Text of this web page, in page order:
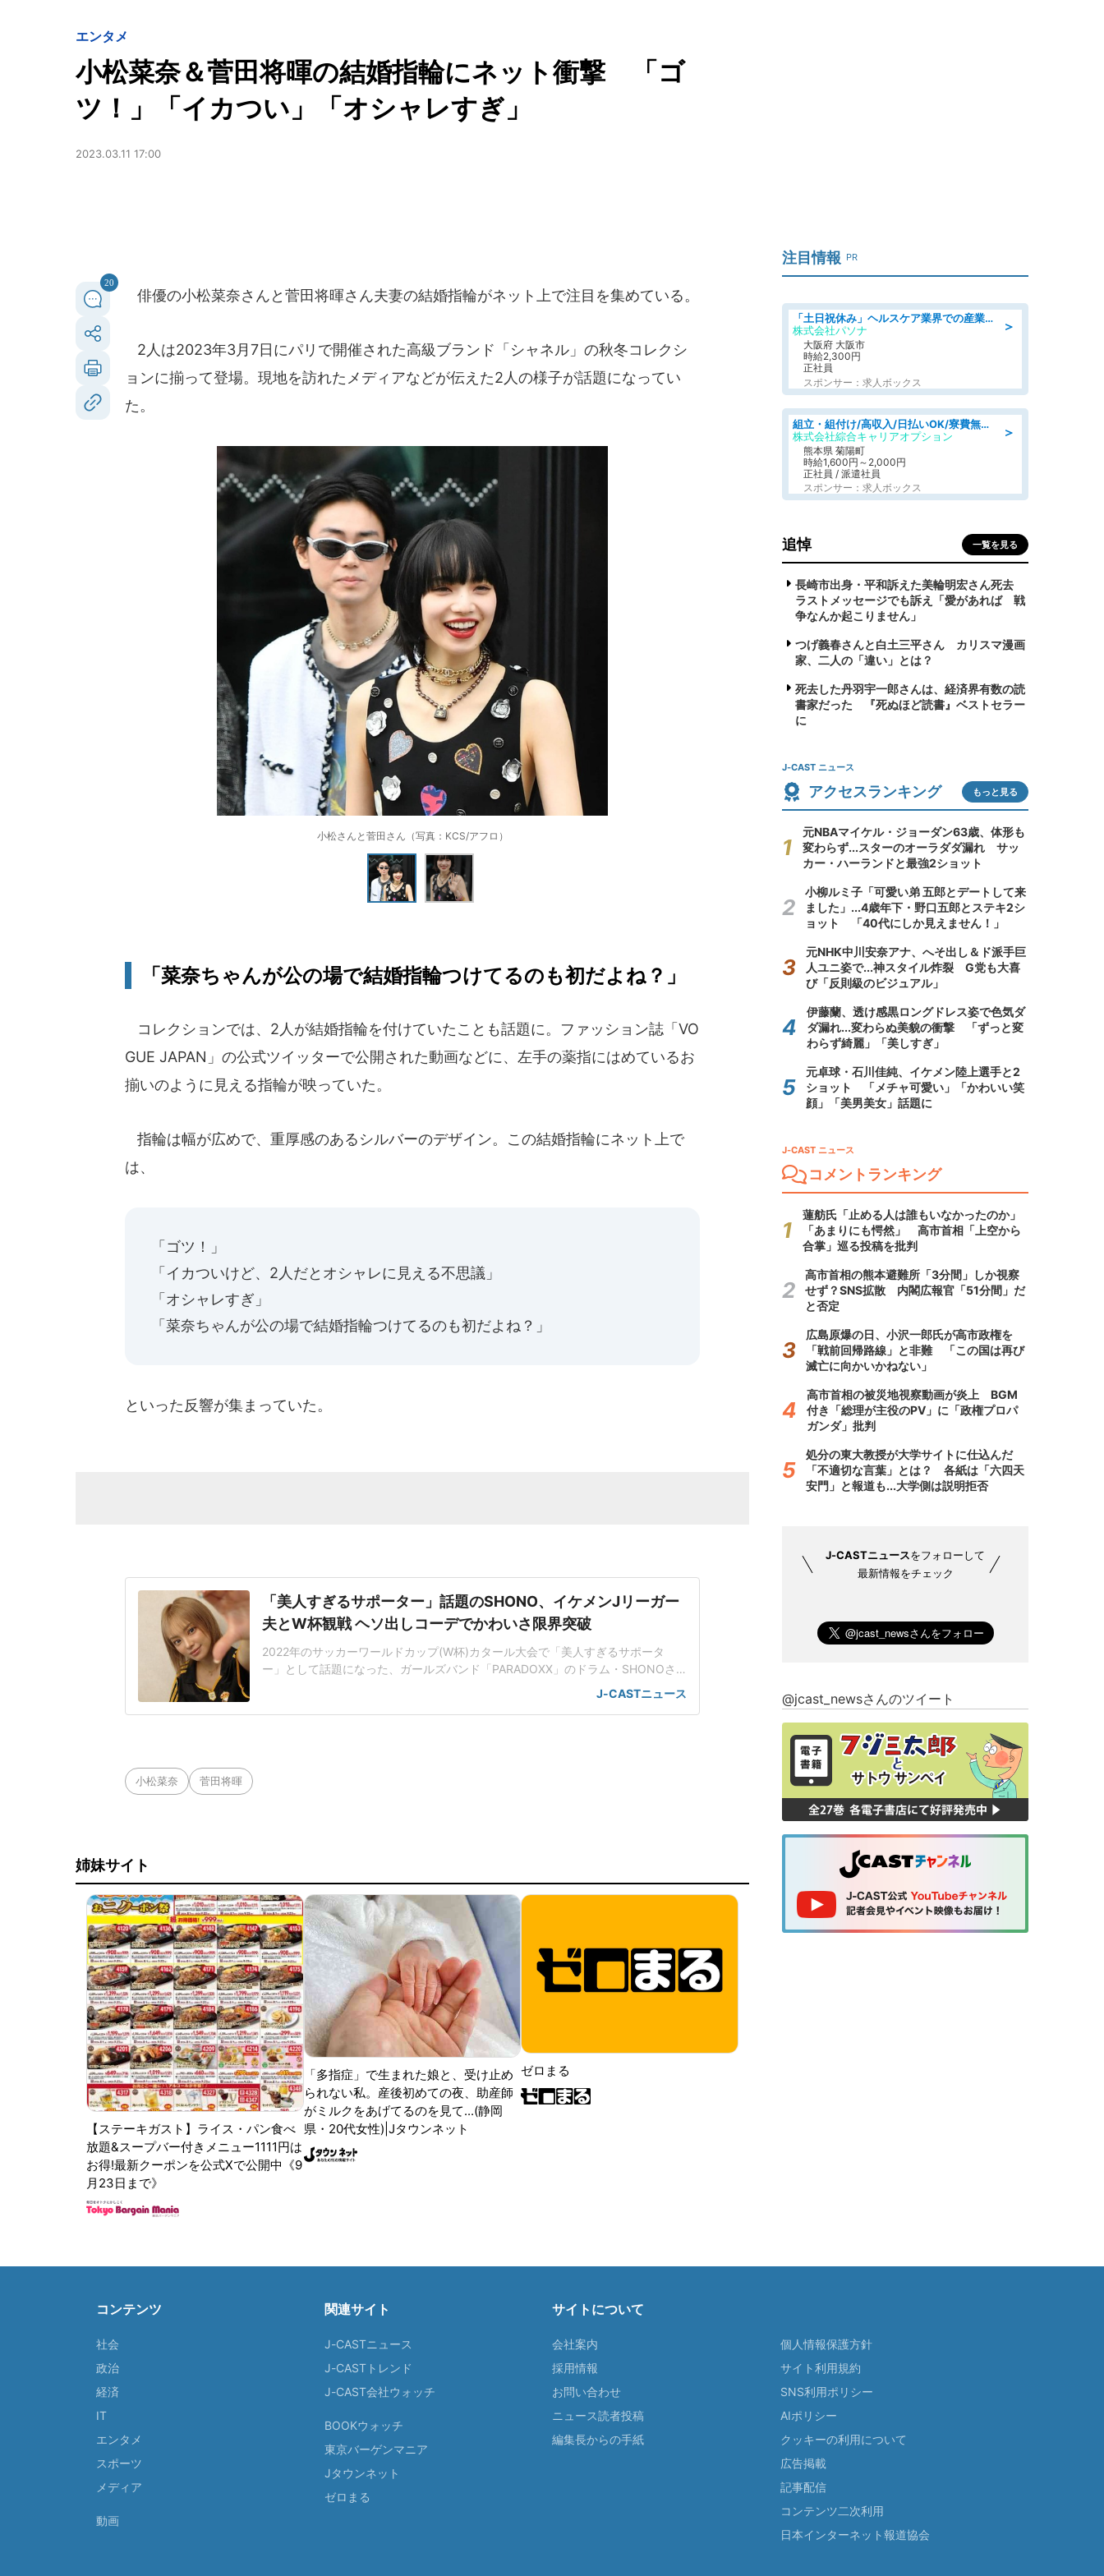
エンタメ
小松菜奈＆菅田将暉の結婚指輪にネット衝撃 「ゴ
ツ！」「イカつい」「オシャレすぎ」
2023.03.11 17:00
20
俳優の小松菜奈さんと菅田将暉さん夫妻の結婚指輪がネット上で注目を集めている。
2人は2023年3月7日にパリで開催された高級ブランド「シャネル」の秋冬コレクシ
ョンに揃って登場。現地を訪れたメディアなどが伝えた2人の様子が話題になってい
た。
小松さんと菅田さん（写真：KCS/アフロ）
「菜奈ちゃんが公の場で結婚指輪つけてるのも初だよね？」
コレクションでは、2人が結婚指輪を付けていたことも話題に。ファッション誌「VO
GUE JAPAN」の公式ツイッターで公開された動画などに、左手の薬指にはめているお
揃いのように見える指輪が映っていた。
指輪は幅が広めで、重厚感のあるシルバーのデザイン。この結婚指輪にネット上で
は、
「ゴツ！」
「イカついけど、2人だとオシャレに見える不思議」
「オシャレすぎ」
「菜奈ちゃんが公の場で結婚指輪つけてるのも初だよね？」
といった反響が集まっていた。
「美人すぎるサポーター」話題のSHONO、イケメンJリーガー
夫とW杯観戦 ヘソ出しコーデでかわいさ限界突破
2022年のサッカーワールドカップ(W杯)カタール大会で「美人すぎるサポータ
ー」として話題になった、ガールズバンド「PARADOXX」のドラム・SHONOさ
ん(31)が2026年6月17日、自身のインスタグラムを更新。夫で、名古屋グランパ
スに所属する山岸祐也選手(32)との2ショットを披露した。「初夫婦観戦!!!!」SHO
J-CASTニュース
小松菜奈 菅田将暉
姉妹サイト
【ステーキガスト】ライス・パン食べ
放題&スープバー付きメニュー1111円は
お得!最新クーポンを公式Xで公開中《9
月23日まで》
「多指症」で生まれた娘と、受け止め
られない私。産後初めての夜、助産師
がミルクをあげてるのを見て...(静岡
県・20代女性)|Jタウンネット
ゼロまる
注目情報 PR
＞
「土日祝休み」ヘルスケア業界での産業保健師業務/看護師/高時給/要資格:正看護師
株式会社パソナ
大阪府 大阪市
時給2,300円
正社員
スポンサー：求人ボックス
＞
組立・組付け/高収入/日払いOK/寮費無料/交替制/20・30・40代活躍中
株式会社綜合キャリアオプション
熊本県 菊陽町
時給1,600円～2,000円
正社員 / 派遣社員
スポンサー：求人ボックス
追悼 一覧を見る
長崎市出身・平和訴えた美輪明宏さん死去
ラストメッセージでも訴え「愛があれば 戦
争なんか起こりません」
つげ義春さんと白土三平さん カリスマ漫画
家、二人の「違い」とは？
死去した丹羽宇一郎さんは、経済界有数の読
書家だった 『死ぬほど読書』ベストセラー
に
J-CAST ニュース
アクセスランキング もっと見る
元NBAマイケル・ジョーダン63歳、体形も
変わらず...スターのオーラダダ漏れ サッ
カー・ハーランドと最強2ショット
小柳ルミ子「可愛い弟 五郎とデートして来
ました」...4歳年下・野口五郎とステキ2シ
ョット 「40代にしか見えません！」
元NHK中川安奈アナ、へそ出し＆ド派手巨
人ユニ姿で...神スタイル炸裂 G党も大喜
び「反則級のビジュアル」
伊藤蘭、透け感黒ロングドレス姿で色気ダ
ダ漏れ...変わらぬ美貌の衝撃 「ずっと変
わらず綺麗」「美しすぎ」
元卓球・石川佳純、イケメン陸上選手と2
ショット 「メチャ可愛い」「かわいい笑
顔」「美男美女」話題に
J-CAST ニュース
コメントランキング
蓮舫氏「止める人は誰もいなかったのか」
「あまりにも愕然」 高市首相「上空から
合掌」巡る投稿を批判
高市首相の熊本避難所「3分間」しか視察
せず？SNS拡散 内閣広報官「51分間」だ
と否定
広島原爆の日、小沢一郎氏が高市政権を
「戦前回帰路線」と非難 「この国は再び
滅亡に向かいかねない」
高市首相の被災地視察動画が炎上 BGM
付き「総理が主役のPV」に「政権プロパ
ガンダ」批判
処分の東大教授が大学サイトに仕込んだ
「不適切な言葉」とは？ 各紙は「六四天
安門」と報道も...大学側は説明拒否
J-CASTニュースをフォローして
最新情報をチェック
@jcast_newsさんのツイート
コンテンツ
社会
政治
経済
IT
エンタメ
スポーツ
メディア
動画
関連サイト
J-CASTニュース
J-CASTトレンド
J-CAST会社ウォッチ
BOOKウォッチ
東京バーゲンマニア
Jタウンネット
ゼロまる
サイトについて
会社案内
採用情報
お問い合わせ
ニュース読者投稿
編集長からの手紙
個人情報保護方針
サイト利用規約
SNS利用ポリシー
AIポリシー
クッキーの利用について
広告掲載
記事配信
コンテンツ二次利用
日本インターネット報道協会